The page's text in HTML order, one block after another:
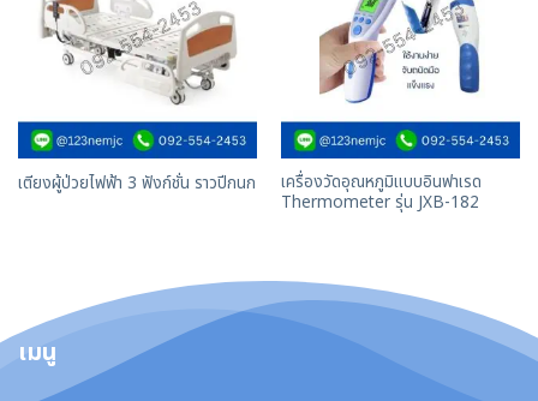
เตียงผู้ป่วยไฟฟ้า 3 ฟังก์ชั่น ราวปีกนก
เครื่องวัดอุณหภูมิแบบอินฟาเรด
Thermometer รุ่น JXB-182
เมนู